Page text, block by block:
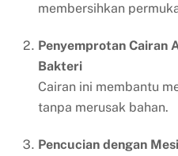
membersihkan
Penyemprotan Cairan
Bakteri
Cairan ini membantu
tanpa merusak bahan.
Pencucian dengan